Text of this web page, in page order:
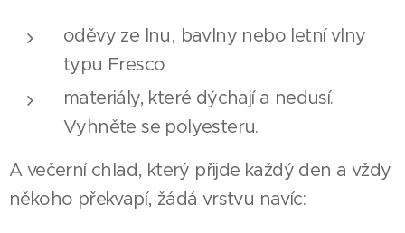
oděvy ze lnu, bavlny nebo letní vlny
typu Fresco
materiály, které dýchají a nedusí.
Vyhněte se polyesteru.
A večerní chlad, který přijde každý den a vždy
někoho překvapí, žádá vrstvu navíc: